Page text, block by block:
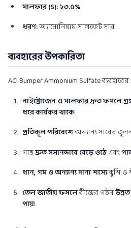
সালফার (S): ২৩.৫%
ধরণ:অ্যামোনিয়াম সালফেট সার
ব্যবহারের উপকারিতা
ACI Bumper Ammonium Sulfate
নাইট্রোজেন ও সালফার দ্রুত ফসলে
ধরে কার্যকর থাকে।
প্রতিকূল পরিবেশেঅন্যান্য সারের
গাছদ্রুত সমানভাবে বেড়ে ওঠেএবং
ধান, গম ও অন্যান্য দানা শস্যেকুশি ও
তেল জাতীয় ফসলেবীজের গঠন
পায়।